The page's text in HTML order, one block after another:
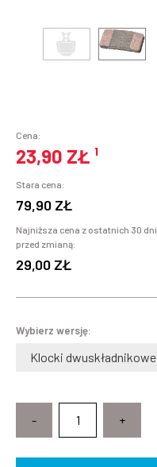
Cena:
23,90 ZŁ ¹
Stara cena:
79,90 ZŁ
Najniższa cena z ostatnich 30 dni
przed zmianą:
29,00 ZŁ
Wybierz wersję:
- +